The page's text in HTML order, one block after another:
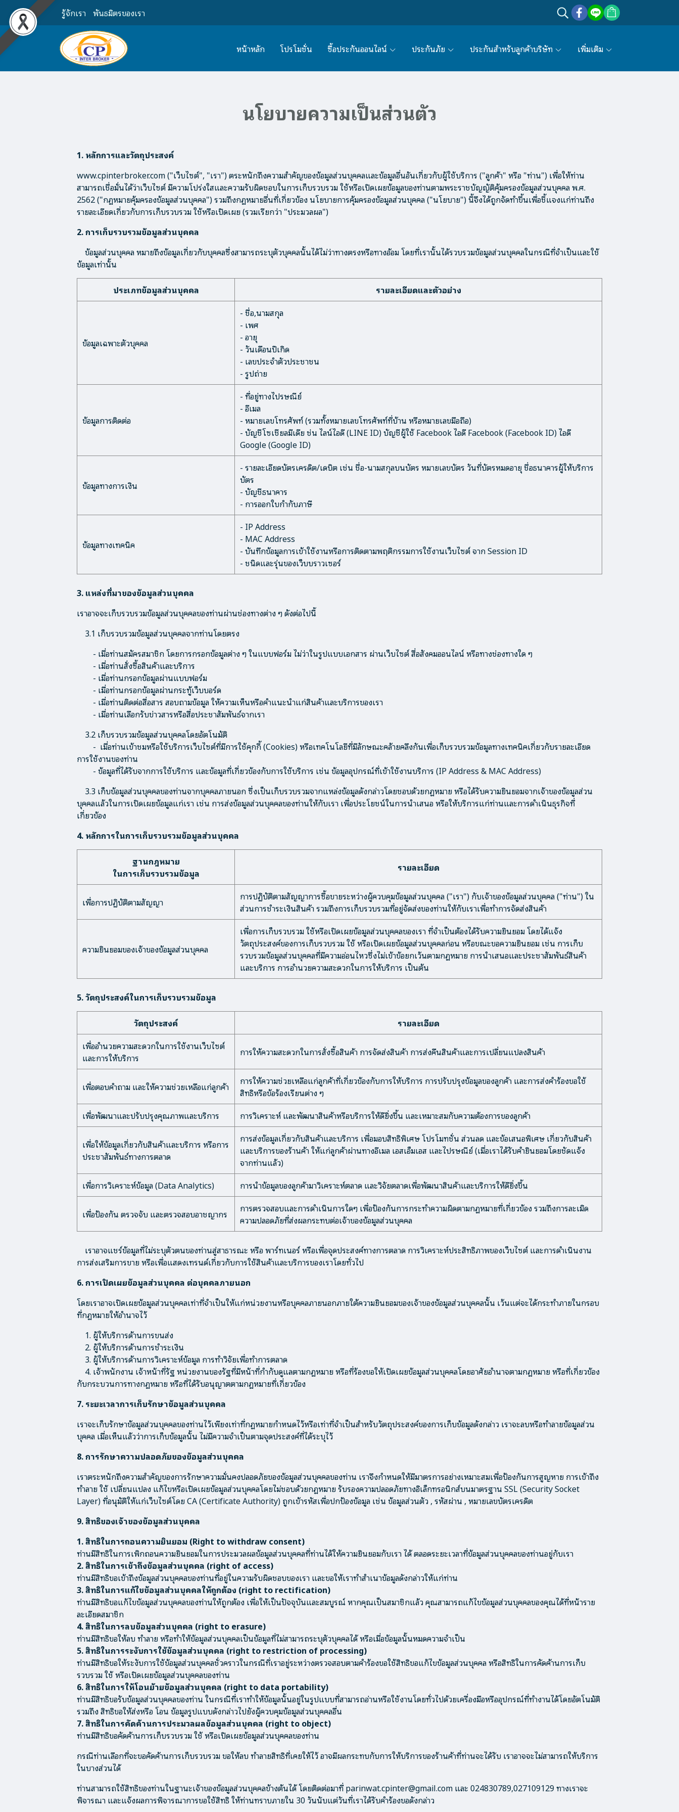
รู้จักเรา พันธมิตรของเรา
หน้าหลัก โปรโมชั่น ซื้อประกันออนไลน์ ประกันภัย ประกันสำหรับลูกค้าบริษัท เพิ่มเติม
นโยบายความเป็นส่วนตัว
1. หลักการและวัตถุประสงค์
www.cpinterbroker.com ("เว็บไซต์", "เรา") ตระหนักถึงความสำคัญของข้อมูลส่วนบุคคลและข้อมูลอื่นอันเกี่ยวกับผู้ใช้บริการ ("ลูกค้า" หรือ "ท่าน") เพื่อให้ท่าน
สามารถเชื่อมั่นได้ว่าเว็บไซต์ มีความโปร่งใสและความรับผิดชอบในการเก็บรวบรวม ใช้หรือเปิดเผยข้อมูลของท่านตามพระราชบัญญัติคุ้มครองข้อมูลส่วนบุคคล พ.ศ.
2562 ("กฎหมายคุ้มครองข้อมูลส่วนบุคคล") รวมถึงกฎหมายอื่นที่เกี่ยวข้อง นโยบายการคุ้มครองข้อมูลส่วนบุคคล ("นโยบาย") นี้จึงได้ถูกจัดทำขึ้นเพื่อชี้แจงแก่ท่านถึง
รายละเอียดเกี่ยวกับการเก็บรวบรวม ใช้หรือเปิดเผย (รวมเรียกว่า "ประมวลผล")
2. การเก็บรวบรวมข้อมูลส่วนบุคคล
ข้อมูลส่วนบุคคล หมายถึงข้อมูลเกี่ยวกับบุคคลซึ่งสามารถระบุตัวบุคคลนั้นได้ไม่ว่าทางตรงหรือทางอ้อม โดยที่เรานั้นได้รวบรวมข้อมูลส่วนบุคคลในกรณีที่จำเป็นและใช้
ข้อมูลเท่านั้น
ประเภทข้อมูลส่วนบุคคล
รายละเอียดและตัวอย่าง
ข้อมูลเฉพาะตัวบุคคล
- ชื่อ,นามสกุล
- เพศ
- อายุ
- วันเดือนปีเกิด
- เลขประจำตัวประชาชน
- รูปถ่าย
ข้อมูลการติดต่อ
- ที่อยู่ทางไปรษณีย์
- อีเมล
- หมายเลขโทรศัพท์ (รวมทั้งหมายเลขโทรศัพท์ที่บ้าน หรือหมายเลขมือถือ)
- บัญชีโซเชียลมีเดีย ช่น ไลน์ไอดี (LINE ID) บัญชีผู้ใช้ Facebook ไอดี Facebook (Facebook ID) ไอดี
Google (Google ID)
ข้อมูลทางการเงิน
- รายละเอียดบัตรเครดิต/เดบิต เช่น ชื่อ-นามสกุลบนบัตร หมายเลขบัตร วันที่บัตรหมดอายุ ชื่อธนาคารผู้ให้บริการ
บัตร
- บัญชีธนาคาร
- การออกใบกำกับภาษี
ข้อมูลทางเทคนิค
- IP Address
- MAC Address
- บันทึกข้อมูลการเข้าใช้งานหรือการติดตามพฤติกรรมการใช้งานเว็บไซต์ จาก Session ID
- ชนิดและรุ่นของเว็บบราวเซอร์
3. แหล่งที่มาของข้อมูลส่วนบุคคล
เราอาจจะเก็บรวบรวมข้อมูลส่วนบุคคลของท่านผ่านช่องทางต่าง ๆ ดังต่อไปนี้
3.1 เก็บรวบรวมข้อมูลส่วนบุคคลจากท่านโดยตรง
- เมื่อท่านสมัครสมาชิก โดยการกรอกข้อมูลต่าง ๆ ในแบบฟอร์ม ไม่ว่าในรูปแบบเอกสาร ผ่านเว็บไซต์ สื่อสังคมออนไลน์ หรือทางช่องทางใด ๆ
- เมื่อท่านสั่งซื้อสินค้าและบริการ
- เมื่อท่านกรอกข้อมูลผ่านแบบฟอร์ม
- เมื่อท่านกรอกข้อมูลผ่านกระทู้เว็บบอร์ด
- เมื่อท่านติดต่อสื่อสาร สอบถามข้อมูล ให้ความเห็นหรือคำแนะนำแก่สินค้าและบริการของเรา
- เมื่อท่านเลือกรับข่าวสารหรือสื่อประชาสัมพันธ์จากเรา
3.2 เก็บรวบรวมข้อมูลส่วนบุคคลโดยอัตโนมัติ
- เมื่อท่านเข้าชมหรือใช้บริการเว็บไซต์ที่มีการใช้คุกกี้ (Cookies) หรือเทคโนโลยีที่มีลักษณะคล้ายคลึงกันเพื่อเก็บรวบรวมข้อมูลทางเทคนิคเกี่ยวกับรายละเอียด
การใช้งานของท่าน
- ข้อมูลที่ได้รับจากการใช้บริการ และข้อมูลที่เกี่ยวข้องกับการใช้บริการ เช่น ข้อมูลอุปกรณ์ที่เข้าใช้งานบริการ (IP Address & MAC Address)
3.3 เก็บข้อมูลส่วนบุคคลของท่านจากบุคคลภายนอก ซึ่งเป็นเก็บรวบรวมจากแหล่งข้อมูลดังกล่าวโดยชอบด้วยกฎหมาย หรือได้รับความยินยอมจากเจ้าของข้อมูลส่วน
บุคคลแล้วในการเปิดเผยข้อมูลแก่เรา เช่น การส่งข้อมูลส่วนบุคคลของท่านให้กับเรา เพื่อประโยชน์ในการนำเสนอ หรือให้บริการแก่ท่านและการดำเนินธุรกิจที่
เกี่ยวข้อง
4. หลักการในการเก็บรวบรวมข้อมูลส่วนบุคคล
ฐานกฎหมาย
ในการเก็บรวบรวมข้อมูล
รายละเอียด
เพื่อการปฏิบัติตามสัญญา
การปฏิบัติตามสัญญาการซื้อขายระหว่างผู้ควบคุมข้อมูลส่วนบุคคล ("เรา") กับเจ้าของข้อมูลส่วนบุคคล ("ท่าน") ใน
ส่วนการชำระเงินสินค้า รวมถึงการเก็บรวบรวมที่อยู่จัดส่งของท่านให้กับเราเพื่อทำการจัดส่งสินค้า
ความยินยอมของเจ้าของข้อมูลส่วนบุคคล
เพื่อการเก็บรวบรวม ใช้หรือเปิดเผยข้อมูลส่วนบุคคลของเรา ที่จำเป็นต้องได้รับความยินยอม โดยได้แจ้ง
วัตถุประสงค์ของการเก็บรวบรวม ใช้ หรือเปิดเผยข้อมูลส่วนบุคคลก่อน หรือขณะขอความยินยอม เช่น การเก็บ
รวบรวมข้อมูลส่วนบุคคลที่มีความอ่อนไหวซึ่งไม่เข้าข้อยกเว้นตามกฎหมาย การนำเสนอและประชาสัมพันธ์สินค้า
และบริการ การอำนวยความสะดวกในการให้บริการ เป็นต้น
5. วัตถุประสงค์ในการเก็บรวบรวมข้อมูล
วัตถุประสงค์
รายละเอียด
เพื่ออำนวยความสะดวกในการใช้งานเว็บไซต์
และการให้บริการ
การให้ความสะดวกในการสั่งซื้อสินค้า การจัดส่งสินค้า การส่งคืนสินค้าและการเปลี่ยนแปลงสินค้า
เพื่อตอบคำถาม และให้ความช่วยเหลือแก่ลูกค้า
การให้ความช่วยเหลือแก่ลูกค้าที่เกี่ยวข้องกับการให้บริการ การปรับปรุงข้อมูลของลูกค้า และการส่งคำร้องขอใช้
สิทธิหรือข้อร้องเรียนต่าง ๆ
เพื่อพัฒนาและปรับปรุงคุณภาพและบริการ
การวิเคราะห์ และพัฒนาสินค้าหรือบริการให้ดียิ่งขึ้น และเหมาะสมกับความต้องการของลูกค้า
เพื่อให้ข้อมูลเกี่ยวกับสินค้าและบริการ หรือการ
ประชาสัมพันธ์ทางการตลาด
การส่งข้อมูลเกี่ยวกับสินค้าและบริการ เพื่อมอบสิทธิพิเศษ โปรโมทชั่น ส่วนลด และข้อเสนอพิเศษ เกี่ยวกับสินค้า
และบริการของร้านค้า ให้แก่ลูกค้าผ่านทางอีเมล เอสเอ็มเอส และไปรษณีย์ (เมื่อเราได้รับคำยินยอมโดยชัดแจ้ง
จากท่านแล้ว)
เพื่อการวิเคราะห์ข้อมูล (Data Analytics)
การนำข้อมูลของลูกค้ามาวิเคราะห์ตลาด และวิจัยตลาดเพื่อพัฒนาสินค้าและบริการให้ดียิ่งขึ้น
เพื่อป้องกัน ตรวจจับ และตรวจสอบอาชญากร
การตรวจสอบและการดำเนินการใดๆ เพื่อป้องกันการกระทำความผิดตามกฎหมายที่เกี่ยวข้อง รวมถึงการละเมิด
ความปลอดภัยที่ส่งผลกระทบต่อเจ้าของข้อมูลส่วนบุคคล
เราอาจแชร์ข้อมูลที่ไม่ระบุตัวตนของท่านสู่สาธารณะ หรือ พาร์ทเนอร์ หรือเพื่อจุดประสงค์ทางการตลาด การวิเคราะห์ประสิทธิภาพของเว็บไซต์ และการดำเนินงาน
การส่งเสริมการขาย หรือเพื่อแสดงเทรนด์เกี่ยวกับการใช้สินค้าและบริการของเราโดยทั่วไป
6. การเปิดเผยข้อมูลส่วนบุคคล ต่อบุคคลภายนอก
โดยเราอาจเปิดเผยข้อมูลส่วนบุคคลเท่าที่จำเป็นให้แก่หน่วยงานหรือบุคคลภายนอกภายใต้ความยินยอมของเจ้าของข้อมูลส่วนบุคคลนั้น เว้นแต่จะได้กระทำภายในกรอบ
ที่กฎหมายให้อำนาจไว้
1. ผู้ให้บริการด้านการขนส่ง
2. ผู้ให้บริการด้านการชำระเงิน
3. ผู้ให้บริการด้านการวิเคราะห์ข้อมูล การทำวิจัยเพื่อทำการตลาด
4. เจ้าพนักงาน เจ้าหน้าที่รัฐ หน่วยงานของรัฐที่มีหน้าที่กำกับดูแลตามกฎหมาย หรือที่ร้องขอให้เปิดเผยข้อมูลส่วนบุคคลโดยอาศัยอำนาจตามกฎหมาย หรือที่เกี่ยวข้อง
กับกระบวนการทางกฎหมาย หรือที่ได้รับอนุญาตตามกฎหมายที่เกี่ยวข้อง
7. ระยะเวลาการเก็บรักษาข้อมูลส่วนบุคคล
เราจะเก็บรักษาข้อมูลส่วนบุคคลของท่านไว้เพียงเท่าที่กฎหมายกำหนดไว้หรือเท่าที่จำเป็นสำหรับวัตถุประสงค์ของการเก็บข้อมูลดังกล่าว เราจะลบหรือทำลายข้อมูลส่วน
บุคคล เมื่อเห็นแล้วว่าการเก็บข้อมูลนั้น ไม่มีความจำเป็นตามจุดประสงค์ที่ได้ระบุไว้
8. การรักษาความปลอดภัยของข้อมูลส่วนบุคคล
เราตระหนักถึงความสำคัญของการรักษาความมั่นคงปลอดภัยของข้อมูลส่วนบุคคลของท่าน เราจึงกำหนดให้มีมาตรการอย่างเหมาะสมเพื่อป้องกันการสูญหาย การเข้าถึง
ทำลาย ใช้ เปลี่ยนแปลง แก้ไขหรือเปิดเผยข้อมูลส่วนบุคคลโดยไม่ชอบด้วยกฎหมาย รับรองความปลอดภัยทางอิเล็กทรอนิกส์บนมาตรฐาน SSL (Security Socket
Layer) ที่อนุมัติให้แก่เว็บไซต์โดย CA (Certificate Authority) ถูกเข้ารหัสเพื่อปกป้องข้อมูล เช่น ข้อมูลส่วนตัว , รหัสผ่าน , หมายเลขบัตรเครดิต
9. สิทธิของเจ้าของข้อมูลส่วนบุคคล
1. สิทธิในการถอนความยินยอม (Right to withdraw consent)
ท่านมีสิทธิในการเพิกถอนความยินยอมในการประมวลผลข้อมูลส่วนบุคคลที่ท่านได้ให้ความยินยอมกับเรา ได้ ตลอดระยะเวลาที่ข้อมูลส่วนบุคคลของท่านอยู่กับเรา
2. สิทธิในการเข้าถึงข้อมูลส่วนบุคคล (right of access)
ท่านมีสิทธิขอเข้าถึงข้อมูลส่วนบุคคลของท่านที่อยู่ในความรับผิดชอบของเรา และขอให้เราทำสำเนาข้อมูลดังกล่าวให้แก่ท่าน
3. สิทธิในการแก้ไขข้อมูลส่วนบุคคลให้ถูกต้อง (right to rectification)
ท่านมีสิทธิขอแก้ไขข้อมูลส่วนบุคคลของท่านให้ถูกต้อง เพื่อให้เป็นปัจจุบันและสมบูรณ์ หากคุณเป็นสมาชิกแล้ว คุณสามารถแก้ไขข้อมูลส่วนบุคคลของคุณได้ที่หน้าราย
ละเอียดสมาชิก
4. สิทธิในการลบข้อมูลส่วนบุคคล (right to erasure)
ท่านมีสิทธิขอให้ลบ ทำลาย หรือทำให้ข้อมูลส่วนบุคคลเป็นข้อมูลที่ไม่สามารถระบุตัวบุคคลได้ หรือเมื่อข้อมูลนั้นหมดความจำเป็น
5. สิทธิในการระงับการใช้ข้อมูลส่วนบุคคล (right to restriction of processing)
ท่านมีสิทธิขอให้ระงับการใช้ข้อมูลส่วนบุคคลชั่วคราวในกรณีที่เราอยู่ระหว่างตรวจสอบตามคำร้องขอใช้สิทธิขอแก้ไขข้อมูลส่วนบุคคล หรือสิทธิในการคัดค้านการเก็บ
รวบรวม ใช้ หรือเปิดเผยข้อมูลส่วนบุคคลของท่าน
6. สิทธิในการให้โอนย้ายข้อมูลส่วนบุคคล (right to data portability)
ท่านมีสิทธิขอรับข้อมูลส่วนบุคคลของท่าน ในกรณีที่เราทำให้ข้อมูลนั้นอยู่ในรูปแบบที่สามารถอ่านหรือใช้งานโดยทั่วไปด้วยเครื่องมือหรืออุปกรณ์ที่ทำงานได้โดยอัตโนมัติ
รวมถึง สิทธิขอให้ส่งหรือ โอน ข้อมูลรูปแบบดังกล่าวไปยังผู้ควบคุมข้อมูลส่วนบุคคลอื่น
7. สิทธิในการคัดค้านการประมวลผลข้อมูลส่วนบุคคล (right to object)
ท่านมีสิทธิขอคัดค้านการเก็บรวบรวม ใช้ หรือเปิดเผยข้อมูลส่วนบุคคลของท่าน
กรณีท่านเลือกที่จะขอคัดค้านการเก็บรวบรวม ขอให้ลบ ทำลายสิทธิที่เคยให้ไว้ อาจมีผลกระทบกับการให้บริการของร้านค้าที่ท่านจะได้รับ เราอาจจะไม่สามารถให้บริการ
ในบางส่วนได้
ท่านสามารถใช้สิทธิของท่านในฐานะเจ้าของข้อมูลส่วนบุคคลข้างต้นได้ โดยติดต่อมาที่ parinwat.cpinter@gmail.com และ 024830789,027109129 ทางเราจะ
พิจารณา และแจ้งผลการพิจารณาการขอใช้สิทธิ ให้ท่านทราบภายใน 30 วันนับแต่วันที่เราได้รับคำร้องขอดังกล่าว